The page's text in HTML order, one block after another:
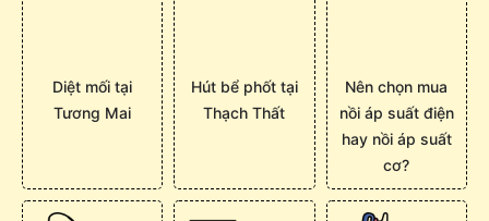
Diệt mối tại
Tương Mai
Hút bể phốt tại
Thạch Thất
Nên chọn mua
nồi áp suất điện
hay nồi áp suất
cơ?